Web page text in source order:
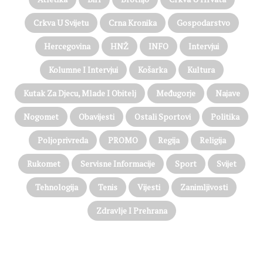
Crkva U Svijetu Crna Kronika Gospodarstvo
Hercegovina HNŽ INFO Intervjui
Kolumne I Intervjui Košarka Kultura
Kutak Za Djecu, Mlade I Obitelj Međugorje Najave
Nogomet Obavijesti Ostali Sportovi Politika
Poljoprivreda PROMO Regija Religija
Rukomet Servisne Informacije Sport Svijet
Tehnologija Tenis Vijesti Zanimljivosti
Zdravlje I Prehrana